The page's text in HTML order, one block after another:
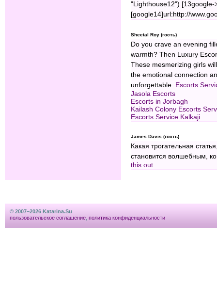
"Lighthouse12") [13google-
[google14]url:http://
Sheetal Roy (гость)
Do you crave an evening
warmth? Then Luxury
These mesmerizing girls
the emotional connection
unforgettable. Escorts
Jasola Escorts
Escorts in Jorbagh
Kailash Colony Escorts
Escorts Service Kalkaji
James Davis (гость)
Какая трогательная
становится волшебным,
this out
© 2007–2026 Katarina.Su
пользовательское соглашение политика конфиденциальности